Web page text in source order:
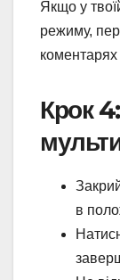
Якщо у
режиму,
Крок
в